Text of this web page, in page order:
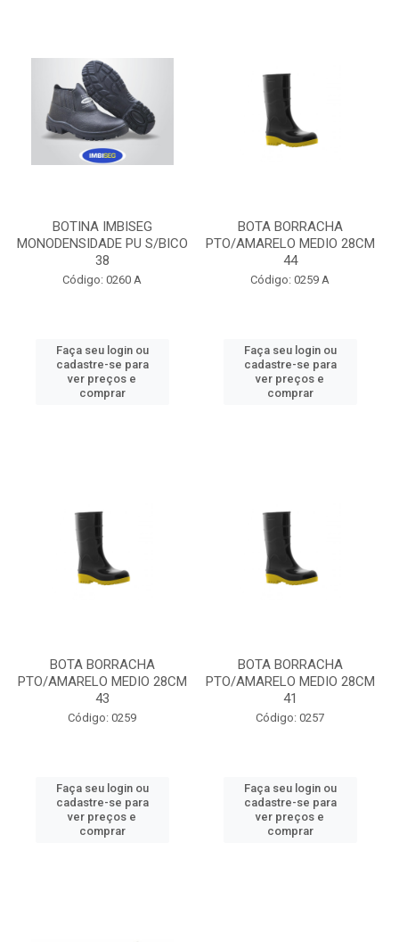
BOTINA IMBISEG
MONODENSIDADE PU S/BICO
38
Código: 0260 A
Faça seu login ou
cadastre-se para
ver preços e
comprar
BOTA BORRACHA
PTO/AMARELO MEDIO 28CM
44
Código: 0259 A
Faça seu login ou
cadastre-se para
ver preços e
comprar
BOTA BORRACHA
PTO/AMARELO MEDIO 28CM
43
Código: 0259
Faça seu login ou
cadastre-se para
ver preços e
comprar
BOTA BORRACHA
PTO/AMARELO MEDIO 28CM
41
Código: 0257
Faça seu login ou
cadastre-se para
ver preços e
comprar